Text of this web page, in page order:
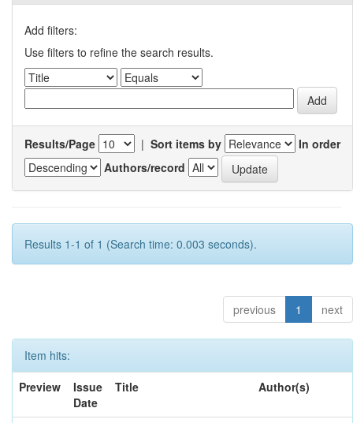
Add filters:
Use filters to refine the search results.
Results/Page | Sort items by
In order
Authors/record
Results 1-1 of 1 (Search time: 0.003 seconds).
previous 1 next
Item hits:
Preview
Issue
Date
Title Author(s)